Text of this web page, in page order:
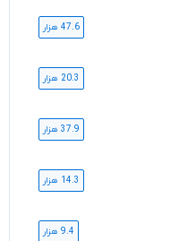
47.6 هزار
20.3 هزار
37.9 هزار
14.3 هزار
9.4 هزار